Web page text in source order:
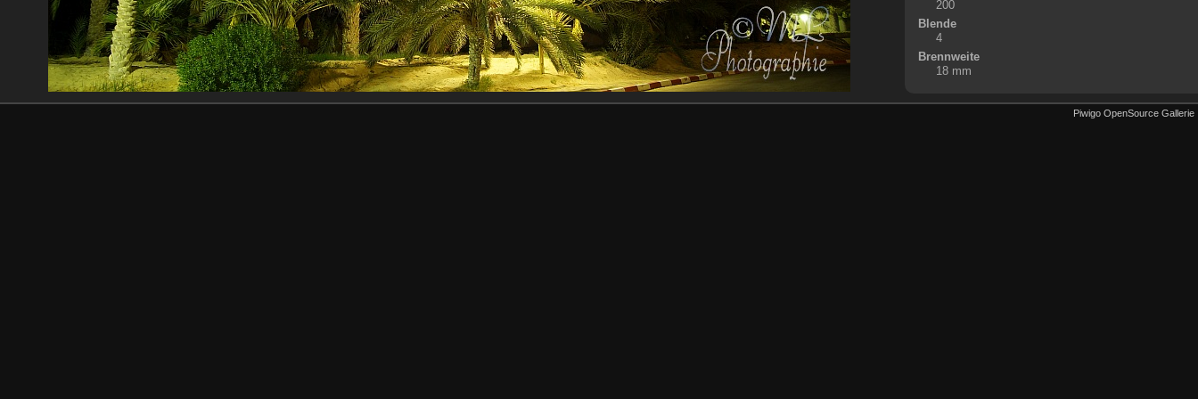
200
Blende
4
Brennweite
18 mm
Piwigo OpenSource Gallerie